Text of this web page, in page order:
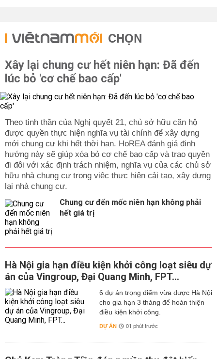
CHỌN
Xây lại chung cư hết niên hạn: Đã đến
lúc bỏ 'cơ chế bao cấp'
Theo tinh thần của Nghị quyết 21, chủ sở hữu căn hộ
được quyền thực hiện nghĩa vụ tài chính để xây dựng
mới chung cư khi hết thời hạn. HoREA đánh giá định
hướng này sẽ giúp xóa bỏ cơ chế bao cấp và trao quyền
đi đôi với xác định trách nhiệm, nghĩa vụ của các chủ sở
hữu nhà chung cư trong việc thực hiện cải tạo, xây dựng
lại nhà chung cư.
Chung cư đến mốc niên hạn không phải
hết giá trị
Hà Nội gia hạn điều kiện khởi công loạt siêu dự
án của Vingroup, Đại Quang Minh, FPT...
6 dự án trọng điểm vừa được Hà Nội
cho gia hạn 3 tháng để hoàn thiện
điều kiện khởi công.
DỰ ÁN 01 phút trước